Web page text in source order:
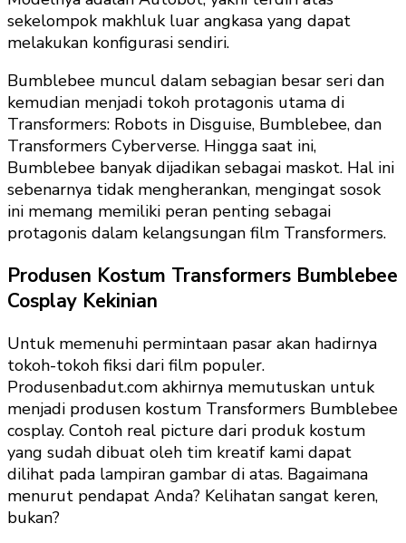
sekelompok makhluk luar angkasa yang dapat
melakukan konfigurasi sendiri.
Bumblebee muncul dalam sebagian besar seri dan
kemudian menjadi tokoh protagonis utama di
Transformers: Robots in Disguise, Bumblebee, dan
Transformers Cyberverse. Hingga saat ini,
Bumblebee banyak dijadikan sebagai maskot. Hal ini
sebenarnya tidak mengherankan, mengingat sosok
ini memang memiliki peran penting sebagai
protagonis dalam kelangsungan film Transformers.
Produsen Kostum Transformers Bumblebee
Cosplay Kekinian
Untuk memenuhi permintaan pasar akan hadirnya
tokoh-tokoh fiksi dari film populer.
Produsenbadut.com akhirnya memutuskan untuk
menjadi produsen kostum Transformers Bumblebee
cosplay. Contoh real picture dari produk kostum
yang sudah dibuat oleh tim kreatif kami dapat
dilihat pada lampiran gambar di atas. Bagaimana
menurut pendapat Anda? Kelihatan sangat keren,
bukan?